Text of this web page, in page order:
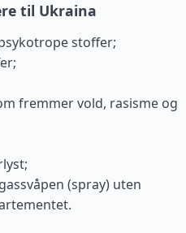
til Ukraina
stoffer;
fremmer vold, rasisme og
(spray) uten